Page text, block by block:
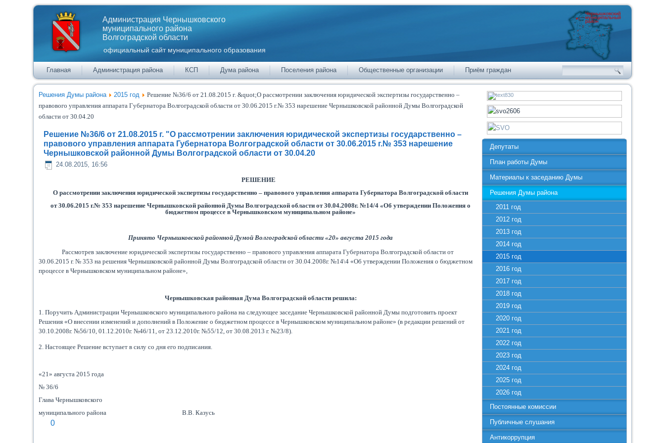
Администрация Чернышковского
муниципального района
Волгоградской области
официальный сайт муниципального образования
Главная Администрация района КСП Дума района Поселения района Общественные организации Приём граждан
Решения Думы района 2015 год
Решение №36/6 от 21.08.2015 г. &quot;О рассмотрении заключения юридической экспертизы государственно –
правового управления аппарата Губернатора Волгоградской области от 30.06.2015 г.№ 353 нарешение Чернышковской районной Думы Волгоградской
области от 30.04.20
Решение №36/6 от 21.08.2015 г. "О рассмотрении заключения юридической экспертизы государственно –
правового управления аппарата Губернатора Волгоградской области от 30.06.2015 г.№ 353 нарешение
Чернышковской районной Думы Волгоградской области от 30.04.20
24.08.2015, 16:56
РЕШЕНИЕ
О рассмотрении заключения юридической экспертизы государственно – правового управления аппарата Губернатора Волгоградской области
от 30.06.2015 г.№ 353 нарешение Чернышковской районной Думы Волгоградской области от 30.04.2008г. №14/4 «Об утверждении Положения о
бюджетном процессе в Чернышковском муниципальном районе»
Принято Чернышковской районной Думой Волгоградской области «20» августа 2015 года
Рассмотрев заключение юридической экспертизы государственно – правового управления аппарата Губернатора Волгоградской области от
30.06.2015 г. № 353 на решения Чернышковской районной Думы Волгоградской области от 30.04.2008г. №14\4 «Об утверждении Положения о бюджетном
процессе в Чернышковском муниципальном районе»,
Чернышковская районная Дума Волгоградской области решила:
1. Поручить Администрации Чернышковского муниципального района на следующее заседание Чернышковской районной Думы подготовить проект
Решения «О внесении изменений и дополнений в Положение о бюджетном процессе в Чернышковском муниципальном районе» (в редакции решений от
30.10.2008г. №56/10, 01.12.2010г. №46/11, от 23.12.2010г. №55/12, от 30.08.2013 г. №23/8).
2. Настоящее Решение вступает в силу со дня его подписания.
«21» августа 2015 года
№ 36/6
Глава Чернышковского
муниципального района В.В. Казусь
0
Депутаты
План работы Думы
Материалы к заседанию Думы
Решения Думы района
2011 год
2012 год
2013 год
2014 год
2015 год
2016 год
2017 год
2018 год
2019 год
2020 год
2021 год
2022 год
2023 год
2024 год
2025 год
2026 год
Постоянные комиссии
Публичные слушания
Антикоррупция